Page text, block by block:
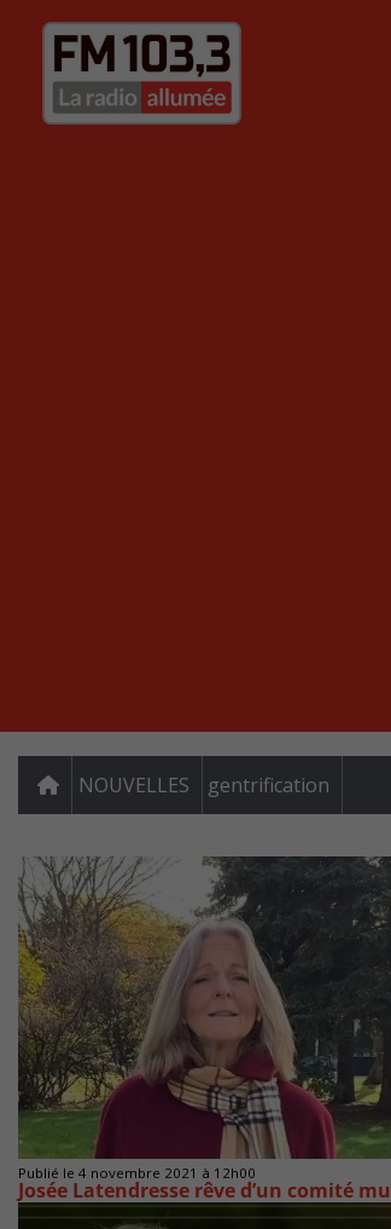
NOUVELLES gentrification
Publié le 4 novembre 2021 à 12h00
Josée Latendresse rêve d’un comité